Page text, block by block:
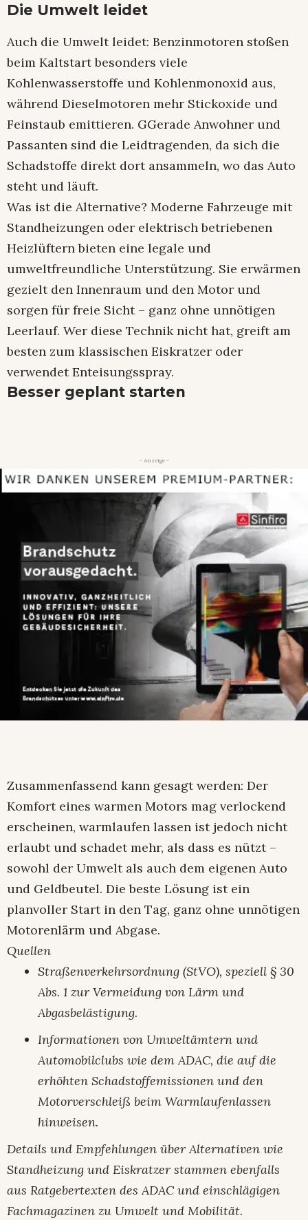
Die Umwelt leidet
Auch die Umwelt leidet: Benzinmotoren stoßen
beim Kaltstart besonders viele
Kohlenwasserstoffe und Kohlenmonoxid aus,
während Dieselmotoren mehr Stickoxide und
Feinstaub emittieren. GGerade Anwohner und
Passanten sind die Leidtragenden, da sich die
Schadstoffe direkt dort ansammeln, wo das Auto
steht und läuft.
Was ist die Alternative? Moderne Fahrzeuge mit
Standheizungen oder elektrisch betriebenen
Heizlüftern bieten eine legale und
umweltfreundliche Unterstützung. Sie erwärmen
gezielt den Innenraum und den Motor und
sorgen für freie Sicht – ganz ohne unnötigen
Leerlauf. Wer diese Technik nicht hat, greift am
besten zum klassischen Eiskratzer oder
verwendet Enteisungsspray.
Besser geplant starten
- Anzeige -
Zusammenfassend kann gesagt werden: Der
Komfort eines warmen Motors mag verlockend
erscheinen, warmlaufen lassen ist jedoch nicht
erlaubt und schadet mehr, als dass es nützt –
sowohl der Umwelt als auch dem eigenen Auto
und Geldbeutel. Die beste Lösung ist ein
planvoller Start in den Tag, ganz ohne unnötigen
Motorenlärm und Abgase.
Quellen
Straßenverkehrsordnung (StVO), speziell § 30
Abs. 1 zur Vermeidung von Lärm und
Abgasbelästigung.
Informationen von Umweltämtern und
Automobilclubs wie dem ADAC, die auf die
erhöhten Schadstoffemissionen und den
Motorverschleiß beim Warmlaufenlassen
hinweisen.
Details und Empfehlungen über Alternativen wie
Standheizung und Eiskratzer stammen ebenfalls
aus Ratgebertexten des ADAC und einschlägigen
Fachmagazinen zu Umwelt und Mobilität.